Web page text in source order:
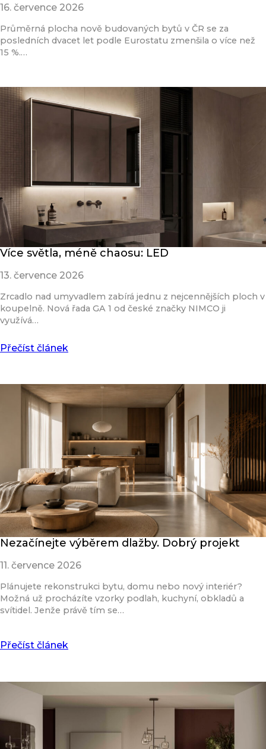
16. července 2026
Průměrná plocha nově budovaných bytů v ČR se za
posledních dvacet let podle Eurostatu zmenšila o více než
15 %.…
Více světla, méně chaosu: LED
13. července 2026
Zrcadlo nad umyvadlem zabírá jednu z nejcennějších ploch v
koupelně. Nová řada GA 1 od české značky NIMCO ji
využívá…
Přečíst článek
Nezačínejte výběrem dlažby. Dobrý projekt
11. července 2026
Plánujete rekonstrukci bytu, domu nebo nový interiér?
Možná už procházíte vzorky podlah, kuchyní, obkladů a
svítidel. Jenže právě tím se…
Přečíst článek